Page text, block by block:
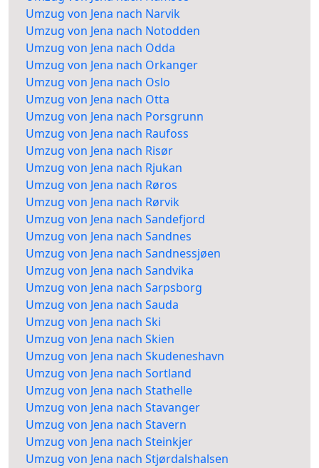
Umzug von Jena nach Narvik
Umzug von Jena nach Notodden
Umzug von Jena nach Odda
Umzug von Jena nach Orkanger
Umzug von Jena nach Oslo
Umzug von Jena nach Otta
Umzug von Jena nach Porsgrunn
Umzug von Jena nach Raufoss
Umzug von Jena nach Risør
Umzug von Jena nach Rjukan
Umzug von Jena nach Røros
Umzug von Jena nach Rørvik
Umzug von Jena nach Sandefjord
Umzug von Jena nach Sandnes
Umzug von Jena nach Sandnessjøen
Umzug von Jena nach Sandvika
Umzug von Jena nach Sarpsborg
Umzug von Jena nach Sauda
Umzug von Jena nach Ski
Umzug von Jena nach Skien
Umzug von Jena nach Skudeneshavn
Umzug von Jena nach Sortland
Umzug von Jena nach Stathelle
Umzug von Jena nach Stavanger
Umzug von Jena nach Stavern
Umzug von Jena nach Steinkjer
Umzug von Jena nach Stjørdalshalsen